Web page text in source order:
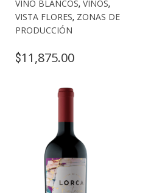
VINO BLANCOS, VINOS,
VISTA FLORES, ZONAS DE
PRODUCCIÓN
$11,875.00